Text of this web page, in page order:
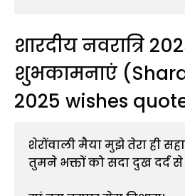
शारदीय नवरात्रि
शुभकामनाएं
2025 wishes
शेरोंवाली मैया मुझे तेरा ही
तुमने भक्तों को सदा दुख दर्द से